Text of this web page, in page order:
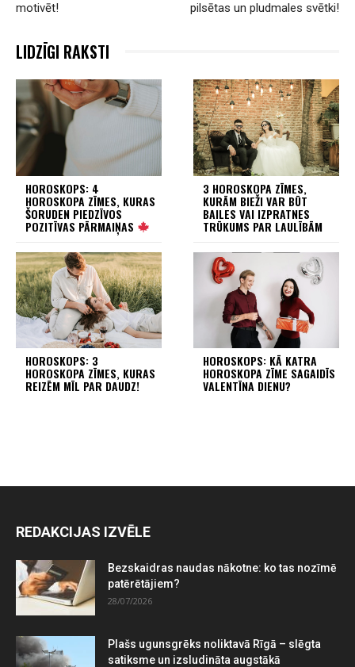
motivēt!
pilsētas un pludmales svētki!
LIDZĪGI RAKSTI
HOROSKOPS: 4
HOROSKOPA ZĪMES, KURAS
ŠORUDEN PIEDZĪVOS
POZITĪVAS PĀRMAIŅAS
3 HOROSKOPA ZĪMES,
KURĀM BIEŽI VAR BŪT
BAILES VAI IZPRATNES
TRŪKUMS PAR LAULĪBĀM
HOROSKOPS: 3
HOROSKOPA ZĪMES, KURAS
REIZĒM MĪL PAR DAUDZ!
HOROSKOPS: KĀ KATRA
HOROSKOPA ZĪME SAGAIDĪS
VALENTĪNA DIENU?
REDAKCIJAS IZVĒLE
Bezskaidras naudas nākotne: ko tas nozīmē
patērētājiem?
28/07/2026
Plašs ugunsgrēks noliktavā Rīgā – slēgta
satiksme un izsludināta augstākā